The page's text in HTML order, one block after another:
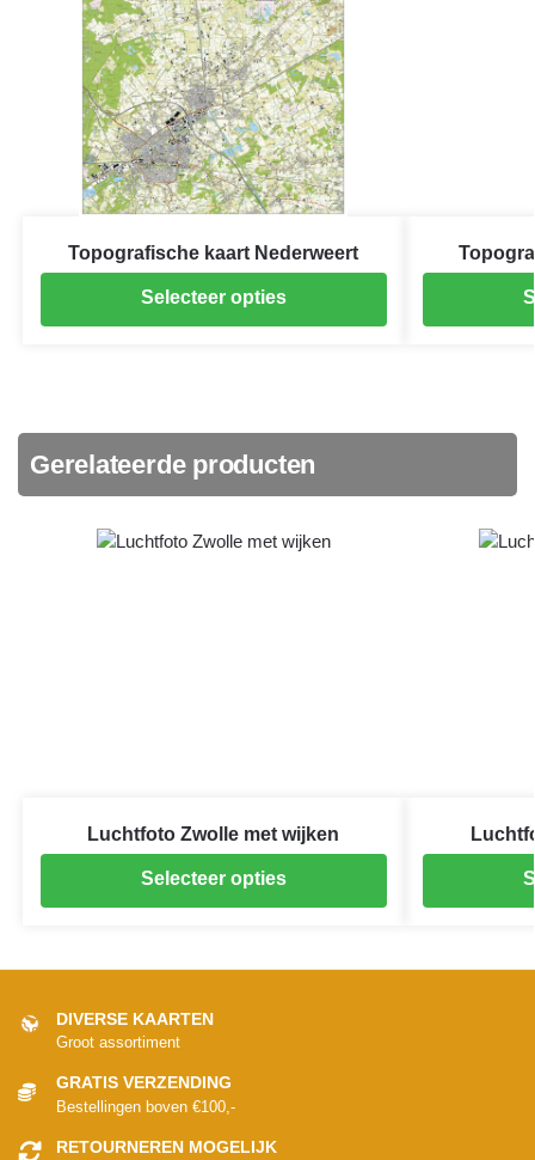
Topografische kaart Nederweert
Selecteer opties
Gerelateerde producten
Luchtfoto Zwolle met wijken
Selecteer opties
DIVERSE KAARTEN
Groot assortiment
GRATIS VERZENDING
Bestellingen boven €100,-
RETOURNEREN MOGELIJK